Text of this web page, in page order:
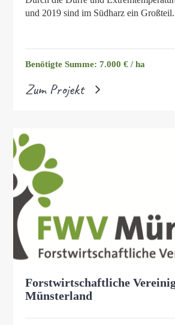
und 2019 sind im Südharz ein
Benötigte Summe: 7.000 € / ha
Zum Projekt
Forstwirtschaftliche
Münsterland